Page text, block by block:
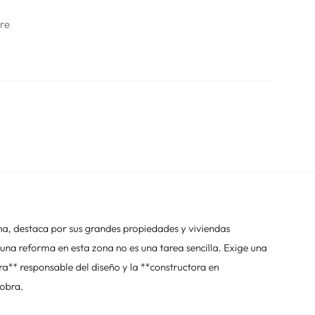
destaca por sus grandes propiedades y viviendas
reforma en esta zona no es una tarea sencilla. Exige una
responsable del diseño y la **constructora en